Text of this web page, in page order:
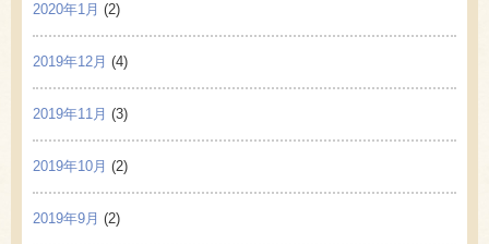
2020年1月 (2)
2019年12月 (4)
2019年11月 (3)
2019年10月 (2)
2019年9月 (2)